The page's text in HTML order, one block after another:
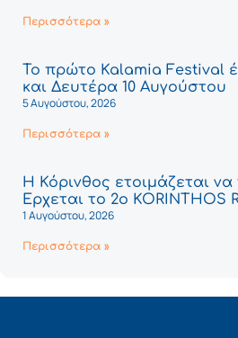
Περισσότερα »
Το πρώτο Kalamia Festival
και Δευτέρα 10 Αυγούστου
5 Αυγούστου, 2026
Περισσότερα »
Η Κόρινθος ετοιμάζεται να
Έρχεται το 2ο KORINTHOS
1 Αυγούστου, 2026
Περισσότερα »